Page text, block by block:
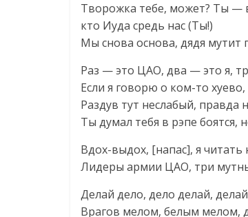
Творожка тебе, может? Ты —
кто Иуда средь нас (Ты!)
Мы снова основа, дядя мутит
Раз — это ЦАО, два — это я,
Если я говорю о ком-то
Раздув тут неслабый, правда
Ты думал тебя в рэпе боятся,
Вдох-выдох, [напас], я
Лидеры армии ЦАО, три
Делай дело, дело делай,
Врагов мелом, белым мелом,